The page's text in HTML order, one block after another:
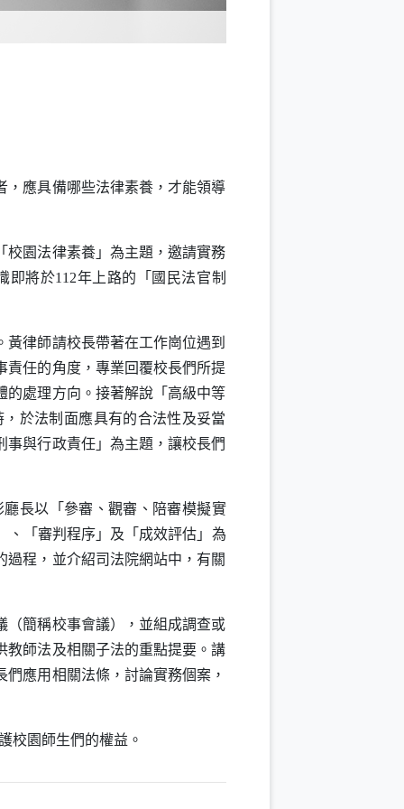
應具備哪些法律素養，才能領導
園法律素養」為主題，邀請實務
將於112年上路的「國民法官制
律師請校長帶著在工作崗位遇到
任的角度，專業回覆校長們所提
處理方向。接著解說「高級中等
於法制面應具有的合法性及妥當
與行政責任」為主題，讓校長們
長以「參審、觀審、陪審模擬實
、「審判程序」及「成效評估」為
程，並介紹司法院網站中，有關
簡稱校事會議），並組成調查或
教師法及相關子法的重點提要。講
應用相關法條，討論實務個案，
園師生們的權益。